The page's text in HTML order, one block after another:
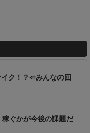
イク！？⇐みんなの回
稼ぐかが今後の課題だ